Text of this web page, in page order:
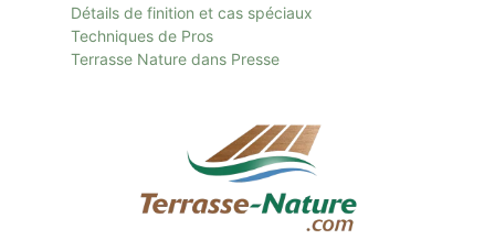
Détails de finition et cas spéciaux
Techniques de Pros
Terrasse Nature dans Presse